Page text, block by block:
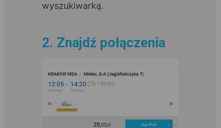
wyszukiwarką.
2. Znajdź połączenia